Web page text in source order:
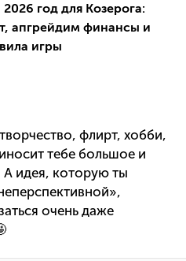
год для Козерога:
апгрейдим финансы и
игры
флирт, хобби,
тебе большое и
А идея, которую ты
очень даже